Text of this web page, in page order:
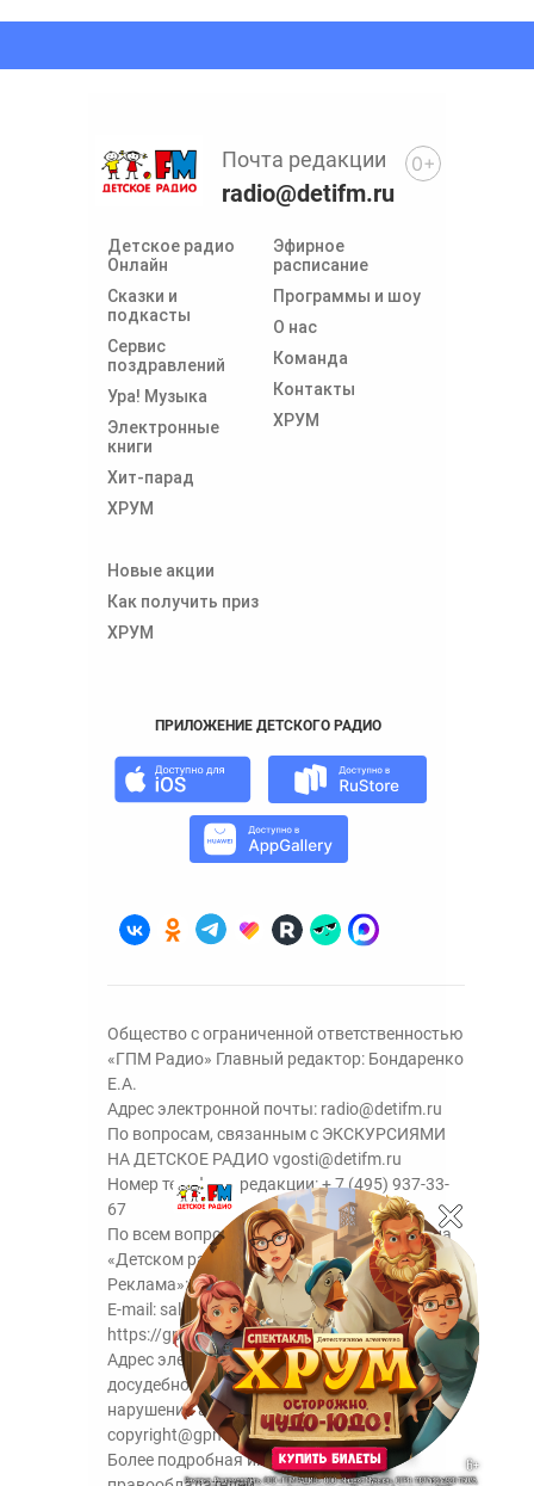
Детское радио
Онлайн
Сказки и
подкасты
Сервис
поздравлений
Ура! Музыка
Электронные
книги
Хит-парад
ХРУМ
Эфирное
расписание
Программы и шоу
О нас
Команда
Контакты
ХРУМ
Новые акции
Как получить приз
ХРУМ
Почта редакции
radio@detifm.ru
ПРИЛОЖЕНИЕ ДЕТСКОГО РАДИО
0+
Общество с ограниченной ответственностью
«ГПМ Радио» Главный редактор: Бондаренко
Е.А.
Адрес электронной почты: radio@detifm.ru
По вопросам, связанным с ЭКСКУРСИЯМИ
НА ДЕТСКОЕ РАДИО vgosti@detifm.ru
Номер телефона редакции:+ 7 (495) 937-33-
67
По всем вопросам размещения рекламы на
«Детском радио» - сейлз-хаус «ГПМ
Реклама»:+7 (495) 921-40-41
E-mail: sales@gazprom-media.ru
https://gpmsaleshouse.ru/
Адрес электронной почты для отправления
досудебной претензии по вопросам
нарушения авторских и смежных прав:
copyright@gpmradio.ru
Более подробная информация для